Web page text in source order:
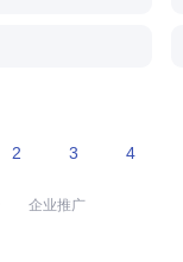
2 3 4
企业推广